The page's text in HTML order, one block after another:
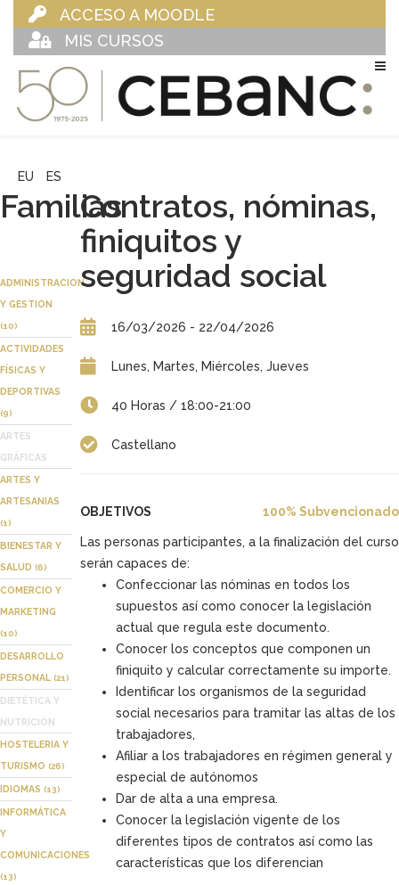
ACCESO A MOODLE
MIS CURSOS
EU ES
Familias
ADMINISTRACION
Y GESTION
(10)
ACTIVIDADES
FÍSICAS Y
DEPORTIVAS
(9)
ARTES
GRÁFICAS
ARTES Y
ARTESANIAS
(1)
BIENESTAR Y
SALUD (6)
COMERCIO Y
MARKETING
(10)
DESARROLLO
PERSONAL (21)
DIETÉTICA Y
NUTRICIÓN
HOSTELERIA Y
TURISMO (26)
IDIOMAS (13)
INFORMÁTICA
Y
COMUNICACIONES
(13)
Contratos, nóminas,
finiquitos y
seguridad social
16/03/2026 - 22/04/2026
Lunes, Martes, Miércoles, Jueves
40 Horas / 18:00-21:00
Castellano
100% Subvencionado
OBJETIVOS
Las personas participantes, a la finalización del curso
serán capaces de:
Confeccionar las nóminas en todos los
supuestos así como conocer la legislación
actual que regula este documento.
Conocer los conceptos que componen un
finiquito y calcular correctamente su importe.
Identificar los organismos de la seguridad
social necesarios para tramitar las altas de los
trabajadores,
Afiliar a los trabajadores en régimen general y
especial de autónomos
Dar de alta a una empresa.
Conocer la legislación vigente de los
diferentes tipos de contratos así como las
características que los diferencian